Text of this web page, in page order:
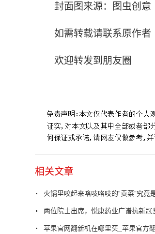
封面图来源：图虫创意
如需转载请联系原作者
欢迎转发到朋友圈
相关文章
火锅里咬起来咯吱咯吱的“贡菜”究竟
两位院士出席，悦康药业广谱抗新冠
苹果官网翻新机在哪里买_苹果官方